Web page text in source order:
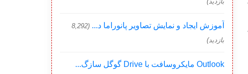
آموزش ایجاد و نمایش تصاویر پانوراما د... (8,292
بازدید)
Outlook مایکروسافت با Drive گوگل سازگ...